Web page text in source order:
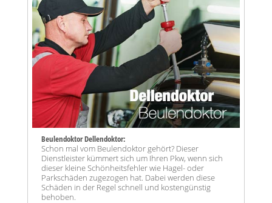
Beulendoktor Dellendoktor:
Schon mal vom Beulendoktor gehört? Dieser
Dienstleister kümmert sich um Ihren Pkw, wenn sich
dieser kleine Schönheitsfehler wie Hagel- oder
Parkschäden zugezogen hat. Dabei werden diese
Schäden in der Regel schnell und kostengünstig
behoben.